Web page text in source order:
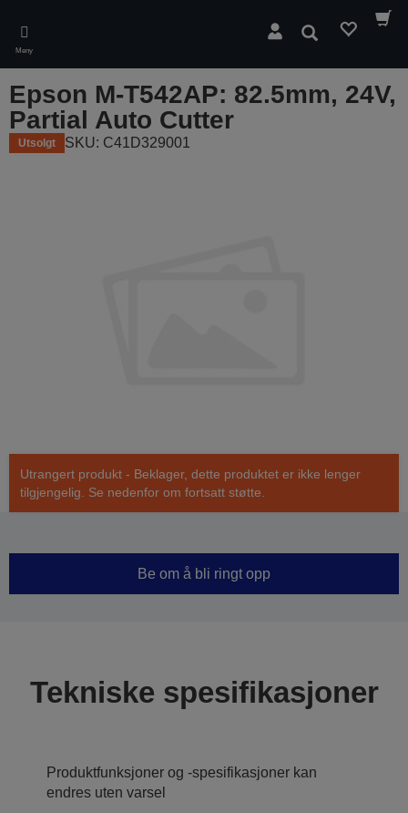
main
content
Meny
Søk
Epson M-T542AP: 82.5mm, 24V,
Partial Auto Cutter
Utsolgt SKU: C41D329001
Utrangert produkt - Beklager, dette produktet er ikke lenger
tilgjengelig. Se nedenfor om fortsatt støtte.
Be om å bli ringt opp
Tekniske spesifikasjoner
Produktfunksjoner og -spesifikasjoner kan
endres uten varsel